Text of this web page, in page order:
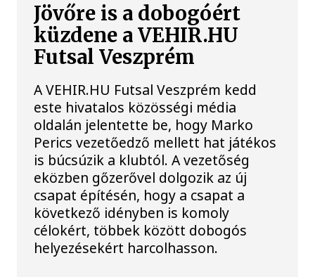
Jövőre is a dobogóért
küzdene a VEHIR.HU
Futsal Veszprém
A VEHIR.HU Futsal Veszprém kedd
este hivatalos közösségi média
oldalán jelentette be, hogy Marko
Perics vezetőedző mellett hat játékos
is búcsúzik a klubtól. A vezetőség
eközben gőzerővel dolgozik az új
csapat építésén, hogy a csapat a
következő idényben is komoly
célokért, többek között dobogós
helyezésekért harcolhasson.